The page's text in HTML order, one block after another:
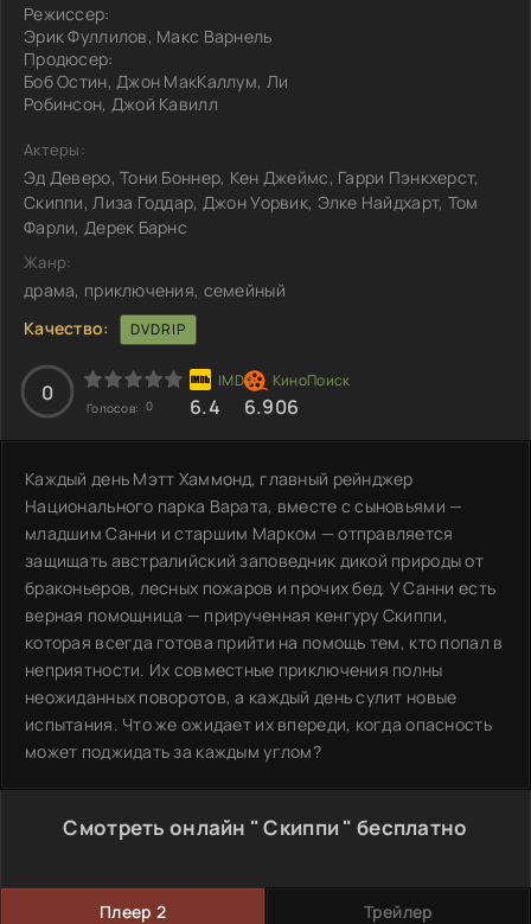
Режиссер:
Эрик Фуллилов, Макс Варнель
Продюсер:
Боб Остин, Джон МакКаллум, Ли
Робинсон, Джой Кавилл
Актеры:
Эд Деверо, Тони Боннер, Кен Джеймс, Гарри Пэнкхерст,
Скиппи, Лиза Годдар, Джон Уорвик, Элке Найдхарт, Том
Фарли, Дерек Барнс
Жанр:
драма, приключения, семейный
Качество:
DVDRIP
0
Голосов: 0 6.4 6.906
Каждый день Мэтт Хаммонд, главный рейнджер
Национального парка Варата, вместе с сыновьями —
младшим Санни и старшим Марком — отправляется
защищать австралийский заповедник дикой природы от
браконьеров, лесных пожаров и прочих бед. У Санни есть
верная помощница — прирученная кенгуру Скиппи,
которая всегда готова прийти на помощь тем, кто попал в
неприятности. Их совместные приключения полны
неожиданных поворотов, а каждый день сулит новые
испытания. Что же ожидает их впереди, когда опасность
может поджидать за каждым углом?
Смотреть онлайн " Скиппи " бесплатно
Плеер 2 Трейлер